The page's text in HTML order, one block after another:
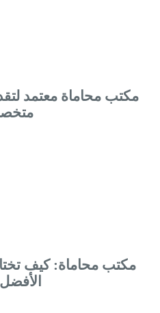
مكتب محاماة معتمد
مكتب محاماة: كيف